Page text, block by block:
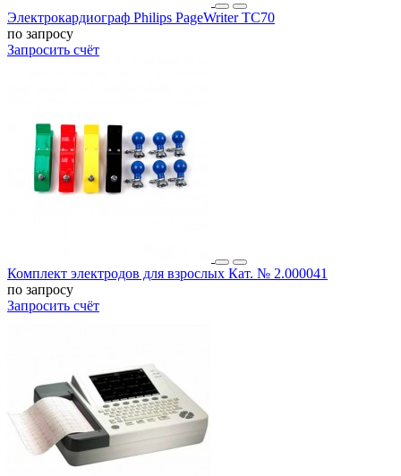
Электрокардиограф Philips PageWriter TC70
по запросу
Запросить счёт
Комплект электродов для взрослых Кат. № 2.000041
по запросу
Запросить счёт